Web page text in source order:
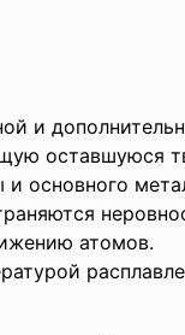
и
оставшуюся
основного
атомов.